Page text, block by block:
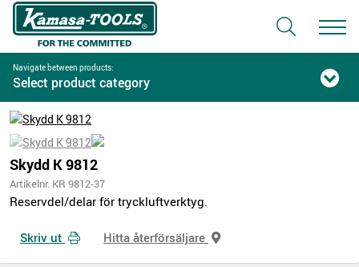
Navigate between products:
Select product category
Skydd K 9812
Artikelnr. KR 9812-37
Reservdel/delar för tryckluftverktyg.
Skriv ut Hitta återförsäljare